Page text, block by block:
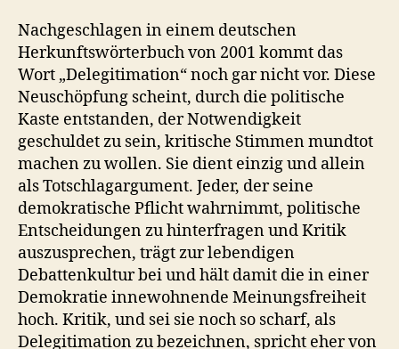
Nachgeschlagen in einem deutschen
Herkunftswörterbuch von 2001 kommt das
Wort „Delegitimation“ noch gar nicht vor. Diese
Neuschöpfung scheint, durch die politische
Kaste entstanden, der Notwendigkeit
geschuldet zu sein, kritische Stimmen mundtot
machen zu wollen. Sie dient einzig und allein
als Totschlagargument. Jeder, der seine
demokratische Pflicht wahrnimmt, politische
Entscheidungen zu hinterfragen und Kritik
auszusprechen, trägt zur lebendigen
Debattenkultur bei und hält damit die in einer
Demokratie innewohnende Meinungsfreiheit
hoch. Kritik, und sei sie noch so scharf, als
Delegitimation zu bezeichnen, spricht eher von